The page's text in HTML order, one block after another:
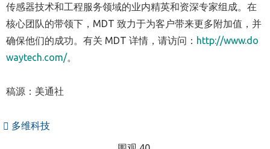
传感器技术和工程服务领域的业内精英和资深专家组成。在
核心团队的带领下，MDT 致力于为客户带来更多附加值，并
确保他们的成功。 有关 MDT 详情，请访问： http://www.do
waytech.com/。
稿源：美通社
多维科技